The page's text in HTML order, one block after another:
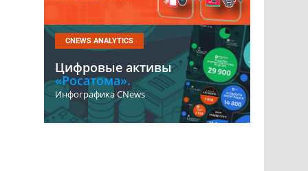
CNEWS ANALYTICS
Цифровые активы
«Росатома».
Инфографика CNews